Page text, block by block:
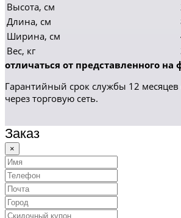
Высота, см
Длина, см
Ширина, см
Вес, кг
отличаться от представленного на
Гарантийный срок службы 12
через торговую сеть.
Заказ
×